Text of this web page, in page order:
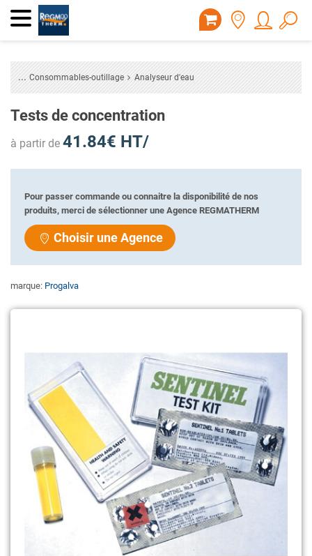
Consommables-outillage Analyseur d'eau
Tests de concentration
à partir de 41.84€ HT/
Pour passer commande ou connaitre la disponibilité de nos
produits, merci de sélectionner une Agence REGMATHERM
Choisir une Agence
marque: Progalva